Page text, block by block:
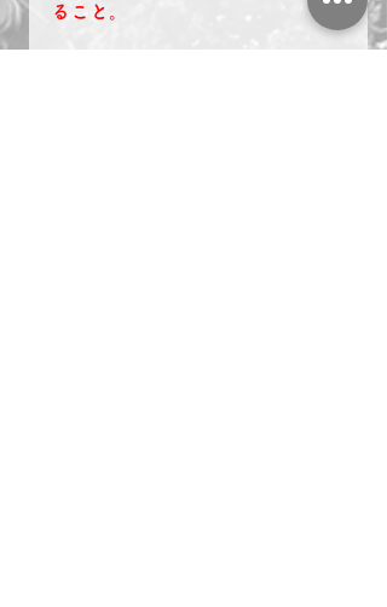
ること。